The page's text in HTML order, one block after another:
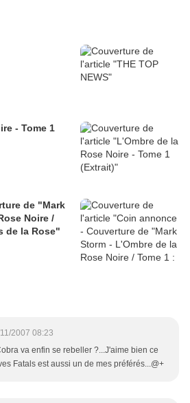
- Tome 1
de "Mark
Noire /
de la Rose"
2007 08:23
va enfin se rebeller ?...J'aime bien ce
Fatals est aussi un de mes préférés...@+